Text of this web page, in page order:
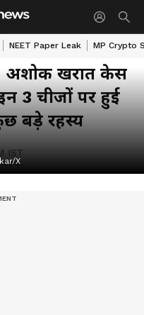
NEET Paper Leak MP Crypto
अशोक खरात केस
3 चीजों पर हुई
बड़े रहस्य
IST
X